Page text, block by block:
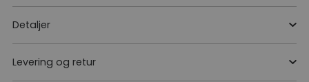
Detaljer
Levering og retur